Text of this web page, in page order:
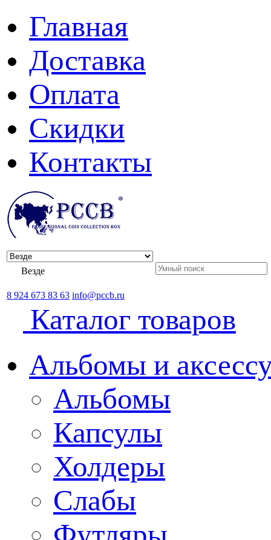
Главная
Доставка
Оплата
Скидки
Контакты
Везде
8 924 673 83 63 info@pccb.ru
Каталог товаров
Альбомы и
Альбомы
Капсулы
Холдеры
Слабы